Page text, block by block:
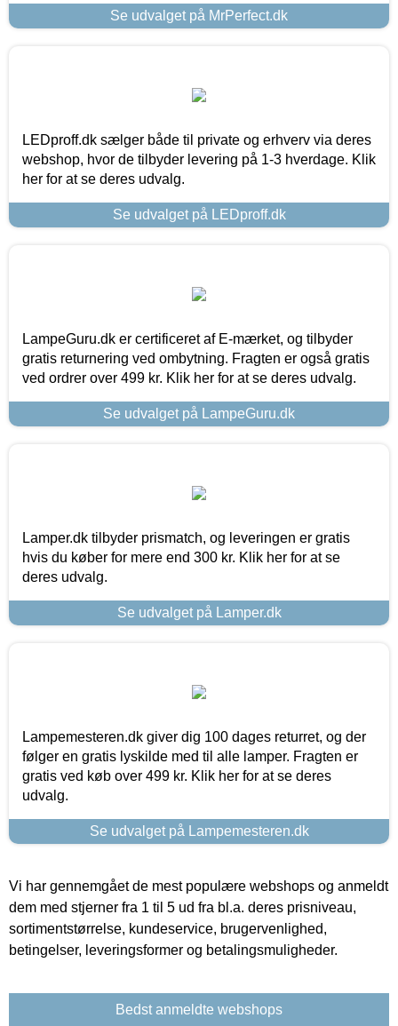
Se udvalget på MrPerfect.dk
LEDproff.dk sælger både til private og erhverv via deres
webshop, hvor de tilbyder levering på 1-3 hverdage. Klik
her for at se deres udvalg.
Se udvalget på LEDproff.dk
LampeGuru.dk er certificeret af E-mærket, og tilbyder
gratis returnering ved ombytning. Fragten er også gratis
ved ordrer over 499 kr. Klik her for at se deres udvalg.
Se udvalget på LampeGuru.dk
Lamper.dk tilbyder prismatch, og leveringen er gratis
hvis du køber for mere end 300 kr. Klik her for at se
deres udvalg.
Se udvalget på Lamper.dk
Lampemesteren.dk giver dig 100 dages returret, og der
følger en gratis lyskilde med til alle lamper. Fragten er
gratis ved køb over 499 kr. Klik her for at se deres
udvalg.
Se udvalget på Lampemesteren.dk
Vi har gennemgået de mest populære webshops og anmeldt
dem med stjerner fra 1 til 5 ud fra bl.a. deres prisniveau,
sortimentstørrelse, kundeservice, brugervenlighed,
betingelser, leveringsformer og betalingsmuligheder.
Bedst anmeldte webshops